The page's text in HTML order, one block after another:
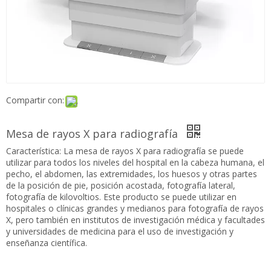
Mesa de rayos X para radiografía
utilizar para todos los niveles del hospital en la cabeza
humana, el pecho, el abdomen, las extremidades, los huesos y
fotografía lateral, fotografía de kilovoltios. Este producto se
puede utilizar en hospitales o clínicas grandes y medianos para
fotografía de rayos X, pero también en institutos de
investigación médica y facultades y universidades de medicina
para el uso de investigación y enseñanza científica.
Preguntar
Añadir al carrito